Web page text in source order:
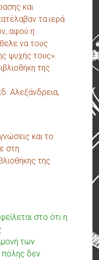
και
τα ιερά
αφού η
να τους
ψυχής τους».
της
Αλεξάνδρεια,
και το
στη
της
στο ότι η
των
πόλης δεν